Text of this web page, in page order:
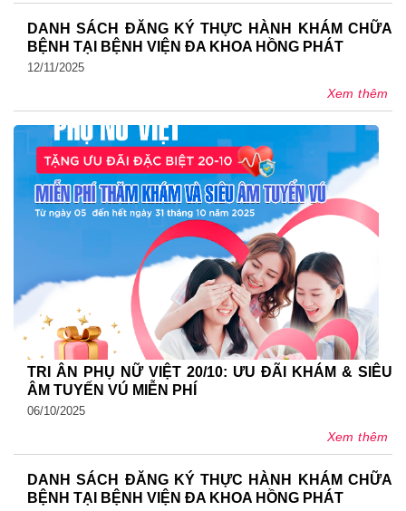
DANH SÁCH ĐĂNG KÝ THỰC HÀNH KHÁM CHỮA
BỆNH TẠI BỆNH VIỆN ĐA KHOA HỒNG PHÁT
12/11/2025
Xem thêm
TRI ÂN PHỤ NỮ VIỆT 20/10: ƯU ĐÃI KHÁM & SIÊU
ÂM TUYẾN VÚ MIỄN PHÍ
06/10/2025
Xem thêm
DANH SÁCH ĐĂNG KÝ THỰC HÀNH KHÁM CHỮA
BỆNH TẠI BỆNH VIỆN ĐA KHOA HỒNG PHÁT